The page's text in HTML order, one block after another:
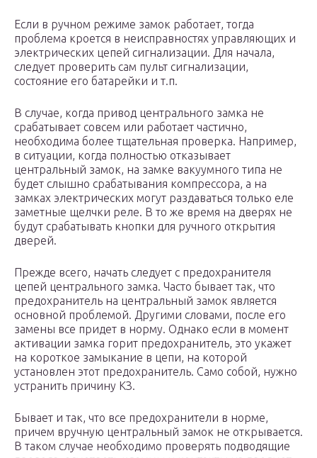
Если в ручном режиме замок работает, тогда
проблема кроется в неисправностях управляющих и
электрических цепей сигнализации. Для начала,
следует проверить сам пульт сигнализации,
состояние его батарейки и т.п.
В случае, когда привод центрального замка не
срабатывает совсем или работает частично,
необходима более тщательная проверка. Например,
в ситуации, когда полностью отказывает
центральный замок, на замке вакуумного типа не
будет слышно срабатывания компрессора, а на
замках электрических могут раздаваться только еле
заметные щелчки реле. В то же время на дверях не
будут срабатывать кнопки для ручного открытия
дверей.
Прежде всего, начать следует с предохранителя
цепей центрального замка. Часто бывает так, что
предохранитель на центральный замок является
основной проблемой. Другими словами, после его
замены все придет в норму. Однако если в момент
активации замка горит предохранитель, это укажет
на короткое замыкание в цепи, на которой
установлен этот предохранитель. Само собой, нужно
устранить причину КЗ.
Бывает и так, что все предохранители в норме,
причем вручную центральный замок не открывается.
В таком случае необходимо проверять подводящие